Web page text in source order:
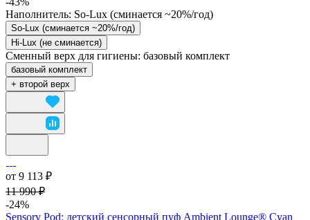
Наполнитель: So-Lux (cминается ~20%/год)
So-Lux (cминается ~20%/год)
Hi-Lux (не сминается)
Сменный верх для гигиены: базовый комплект
базовый комплект
+ второй верх
от 9 113 ₽
11 990 ₽
-24%
Sensory Pod: детский сенсорный пуф Ambient Lounge® Cyan